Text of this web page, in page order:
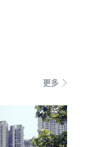
更多